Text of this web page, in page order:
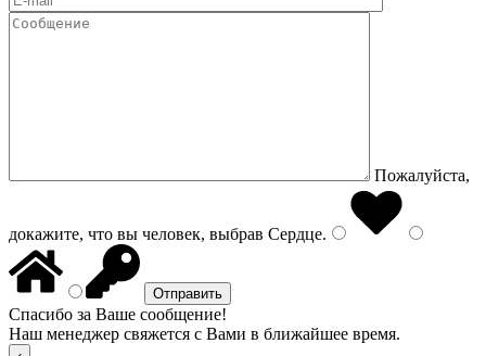
Пожалуйста,
докажите, что вы человек, выбрав Сердце.
Спасибо за Ваше сообщение!
Наш менеджер свяжется с Вами в ближайшее время.